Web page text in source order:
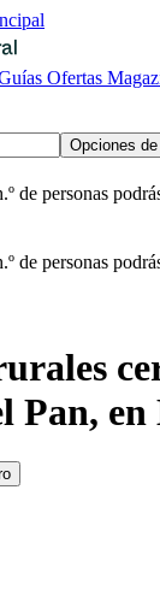
Ofertas
Opciones
de personas
de personas
Pan, en